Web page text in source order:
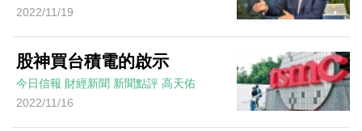
2022/11/19
股神買台積電的啟示
今日信報 財經新聞 新聞點評 高天佑
2022/11/16